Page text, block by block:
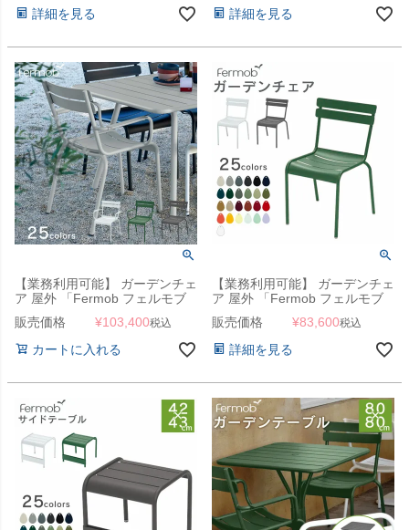
詳細を見る 詳細を見る
【業務利用可能】 ガーデンチェ
ア 屋外 「Fermob フェルモブ
ルクセンブールアームチェア」
販売価格 ¥103,400税込
カートに入れる
【業務利用可能】 ガーデンチェ
ア 屋外 「Fermob フェルモブ
ルクセンブールチェア」 屋外対
応!
販売価格 ¥83,600税込
詳細を見る